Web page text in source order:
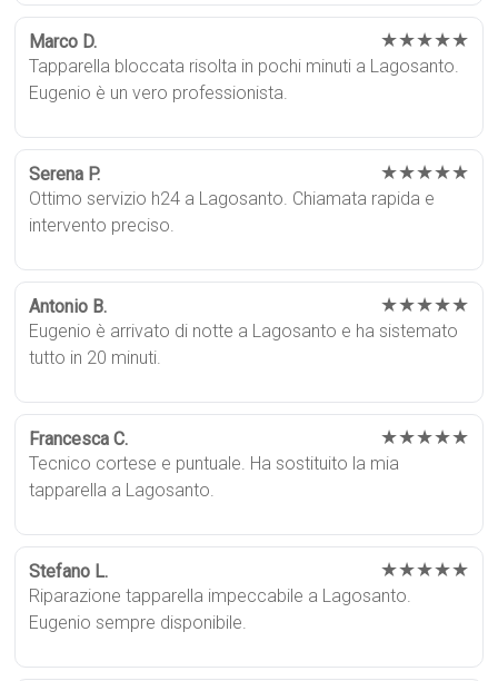
Marco D. ★★★★★
Tapparella bloccata risolta in pochi minuti a Lagosanto.
Eugenio è un vero professionista.
Serena P. ★★★★★
Ottimo servizio h24 a Lagosanto. Chiamata rapida e
intervento preciso.
Antonio B. ★★★★★
Eugenio è arrivato di notte a Lagosanto e ha sistemato
tutto in 20 minuti.
Francesca C. ★★★★★
Tecnico cortese e puntuale. Ha sostituito la mia
tapparella a Lagosanto.
Stefano L. ★★★★★
Riparazione tapparella impeccabile a Lagosanto.
Eugenio sempre disponibile.